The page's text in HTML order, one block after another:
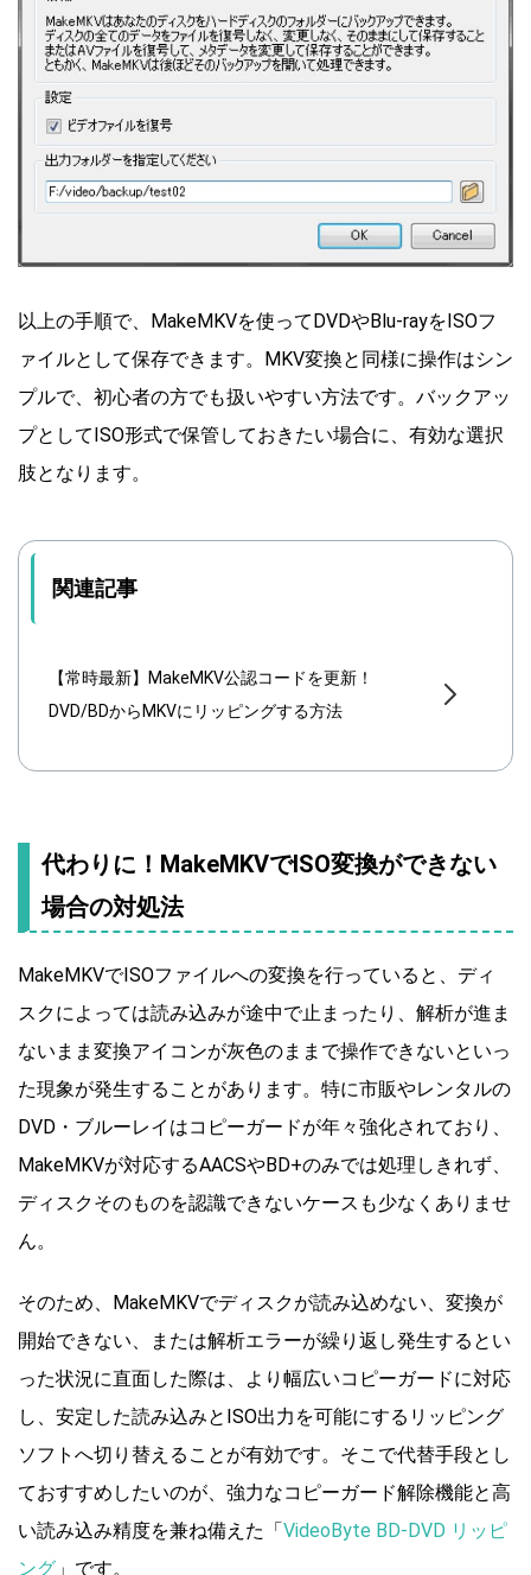
以上の手順で、MakeMKVを使ってDVDやBlu-rayをISOフ
ァイルとして保存できます。MKV変換と同様に操作はシン
プルで、初心者の方でも扱いやすい方法です。バックアッ
プとしてISO形式で保管しておきたい場合に、有効な選択
肢となります。
関連記事
【常時最新】MakeMKV公認コードを更新！
DVD/BDからMKVにリッピングする方法
代わりに！MakeMKVでISO変換ができない
場合の対処法
MakeMKVでISOファイルへの変換を行っていると、ディ
スクによっては読み込みが途中で止まったり、解析が進ま
ないまま変換アイコンが灰色のままで操作できないといっ
た現象が発生することがあります。特に市販やレンタルの
DVD・ブルーレイはコピーガードが年々強化されており、
MakeMKVが対応するAACSやBD+のみでは処理しきれず、
ディスクそのものを認識できないケースも少なくありませ
ん。
そのため、MakeMKVでディスクが読み込めない、変換が
開始できない、または解析エラーが繰り返し発生するとい
った状況に直面した際は、より幅広いコピーガードに対応
し、安定した読み込みとISO出力を可能にするリッピング
ソフトへ切り替えることが有効です。そこで代替手段とし
ておすすめしたいのが、強力なコピーガード解除機能と高
い読み込み精度を兼ね備えた「 VideoByte BD-DVD リッピ
ング 」です。